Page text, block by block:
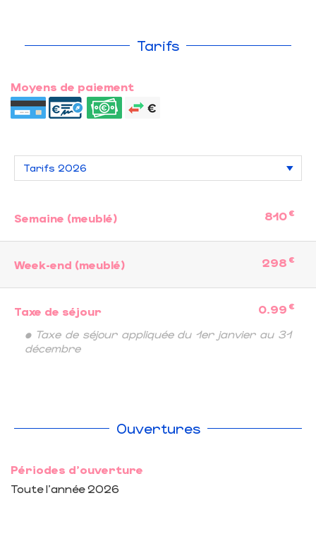
Tarifs
Moyens de paiement
Semaine (meublé) 810 €
Week-end (meublé) 298 €
Taxe de séjour 0.99 €
• Taxe de séjour appliquée du 1er janvier au 31
décembre
Ouvertures
Périodes d'ouverture
Toute l'année 2026